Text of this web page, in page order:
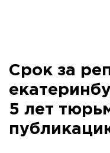
Срок за
5 лет